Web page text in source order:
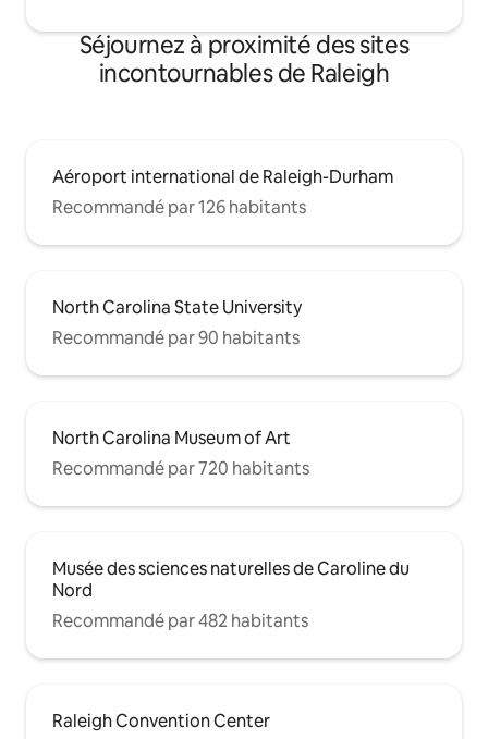
Séjournez à proximité des sites
incontournables de Raleigh
Aéroport international de Raleigh-Durham
Recommandé par 126 habitants
North Carolina State University
Recommandé par 90 habitants
North Carolina Museum of Art
Recommandé par 720 habitants
Musée des sciences naturelles de Caroline du
Nord
Recommandé par 482 habitants
Raleigh Convention Center